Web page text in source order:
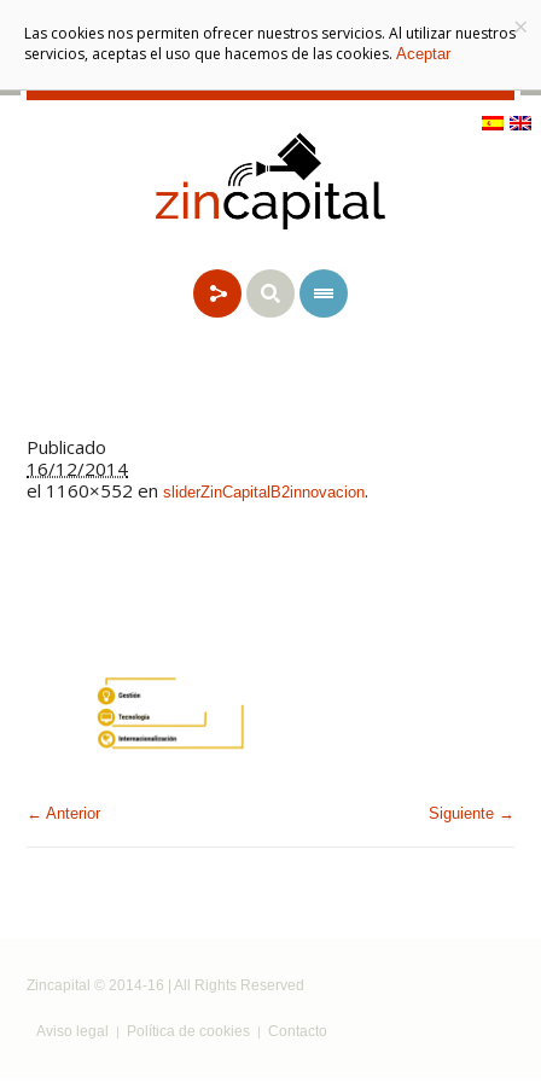
Publicado
16/12/2014
el 1160×552 ensliderZinCapitalB2innovacion.
← Anterior Siguiente →
Zincapital © 2014-16 | All Rights Reserved
Aviso legal Política de cookies Contacto
×
Las cookies nos permiten ofrecer nuestros servicios. Al utilizar nuestros
servicios, aceptas el uso que hacemos de las cookies. Aceptar